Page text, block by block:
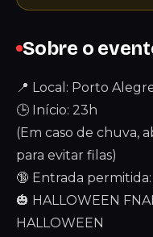
Sobre o
📍 Local: Porto
🕒 Início: 23h
(Em caso de chuva,
para evitar filas)
🔞 Entrada
🎃 HALLOWEEN
HALLOWEEN